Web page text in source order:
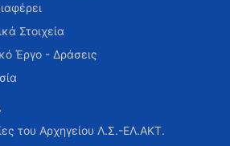
Στοιχεία
Έργο - Δράσεις
του Αρχηγείου Λ.Σ.-ΕΛ.ΑΚΤ.